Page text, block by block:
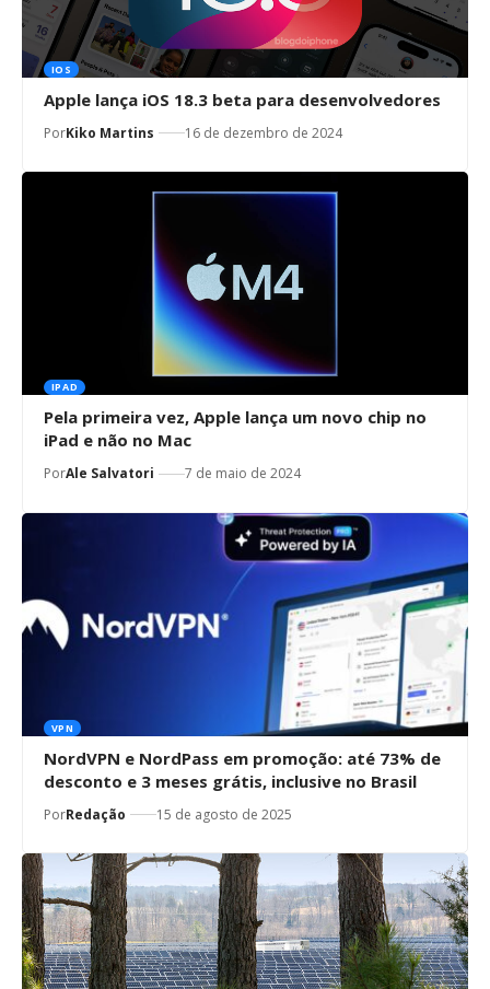
IOS
Apple lança iOS 18.3 beta para desenvolvedores
PorKiko Martins 16 de dezembro de 2024
IPAD
Pela primeira vez, Apple lança um novo chip no
iPad e não no Mac
PorAle Salvatori 7 de maio de 2024
VPN
NordVPN e NordPass em promoção: até 73% de
desconto e 3 meses grátis, inclusive no Brasil
PorRedação 15 de agosto de 2025